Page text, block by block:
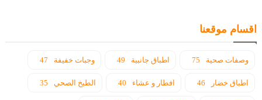
اقسام موقعنا
وصفات صحية 75 اطباق جانبية 49 وجبات خفيفة 47
اطباق خضار 46 افطار و عشاء 40 الطبخ الصحي 35